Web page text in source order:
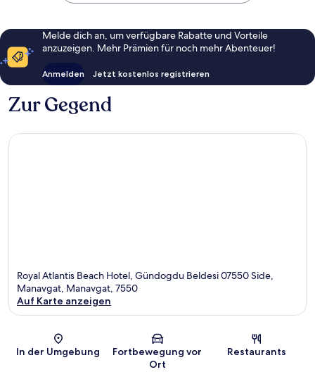
Melde dich an, um verfügbare Rabatte und Vorteile
anzuzeigen. Mehr Prämien für noch mehr Abenteuer!
Anmelden Jetzt kostenlos registrieren
Zur Gegend
Royal Atlantis Beach Hotel, Gündogdu Beldesi 07550 Side,
Manavgat, Manavgat, 7550
Auf Karte anzeigen
In der Umgebung
Fortbewegung vor
Ort
Restaurants